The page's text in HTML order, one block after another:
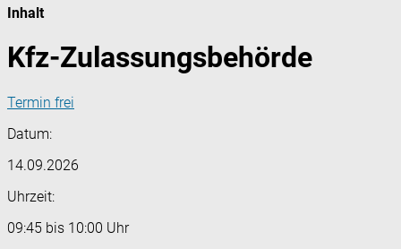
Inhalt
Kfz-Zulassungsbehörde
Termin frei
Datum:
14.09.2026
Uhrzeit:
09:45 bis 10:00 Uhr